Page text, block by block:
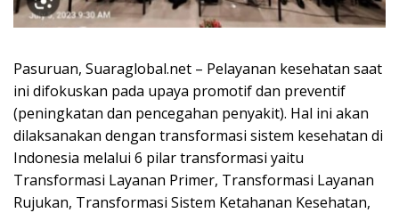
Pasuruan, Suaraglobal.net – Pelayanan kesehatan saat
ini difokuskan pada upaya promotif dan preventif
(peningkatan dan pencegahan penyakit). Hal ini akan
dilaksanakan dengan transformasi sistem kesehatan di
Indonesia melalui 6 pilar transformasi yaitu
Transformasi Layanan Primer, Transformasi Layanan
Rujukan, Transformasi Sistem Ketahanan Kesehatan,